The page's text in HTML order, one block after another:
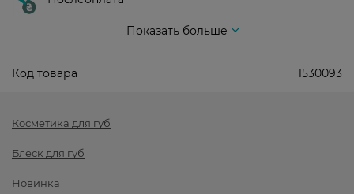
Показать больше
Код товара 1530093
Косметика для губ
Блеск для губ
Новинка